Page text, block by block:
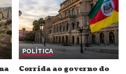
POLÍTICA
Corrida ao governo do